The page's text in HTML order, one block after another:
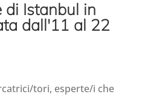
di Istanbul in
dall'11 al 22
tori, esperte/i che